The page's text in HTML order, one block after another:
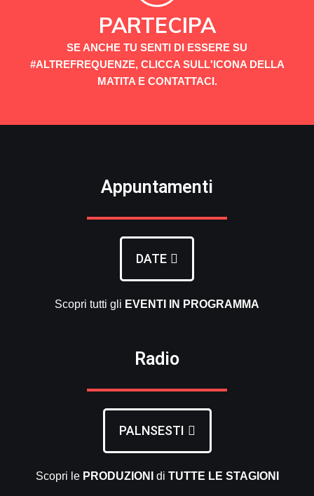
PARTECIPA
SE ANCHE TU SENTI DI ESSERE SU
#ALTREFREQUENZE, CLICCA SULL'ICONA DELLA
MATITA E CONTATTACI.
Appuntamenti
DATE
Scopri tutti gli EVENTI IN PROGRAMMA
Radio
PALNSESTI
Scopri le PRODUZIONI di TUTTE LE STAGIONI